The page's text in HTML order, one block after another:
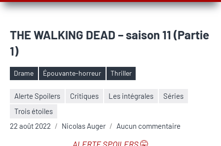
THE WALKING DEAD – saison 11 (Partie
1)
Étiquettes
Drame Épouvante-horreur Thriller
Alerte Spoilers Critiques Les intégrales
Séries
Trois étoiles
22 août 2022
Nicolas Auger Aucun commentaire